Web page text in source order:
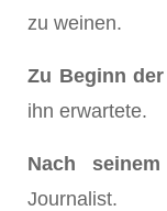
zu weinen.
Zu Beginn
ihn erwartete.
Nach
Journalist.